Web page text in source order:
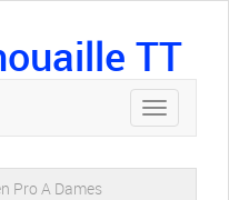
TT
Toggle
navigation
Pro A Dames